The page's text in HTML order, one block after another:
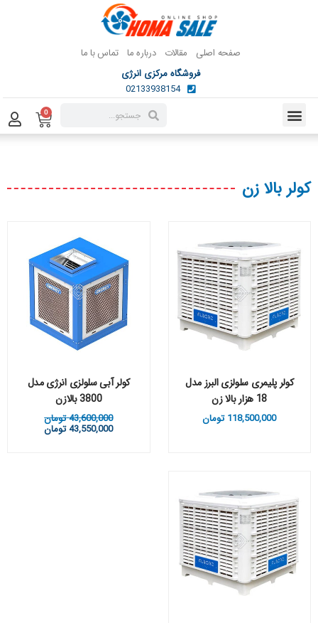
صفحه اصلی مقالات درباره ما تماس با ما
فروشگاه مرکزی انرژی
02133938154
0
کولر بالا زن
کولر پلیمری سلولزی البرز مدل
18 هزار بالا زن
118,500,000 تومان
کولر آبی سلولزی انرژی مدل
3800 بالازن
43,600,000تومان
43,550,000تومان